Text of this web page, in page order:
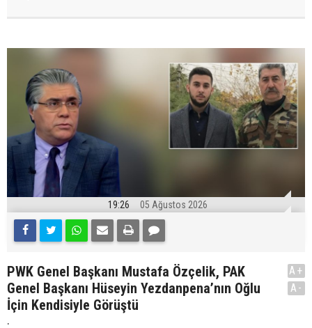
19:26 05 Ağustos 2026
PWK Genel Başkanı Mustafa Özçelik, PAK
Genel Başkanı Hüseyin Yezdanpena’nın Oğlu
İçin Kendisiyle Görüştü
.
A+
A-